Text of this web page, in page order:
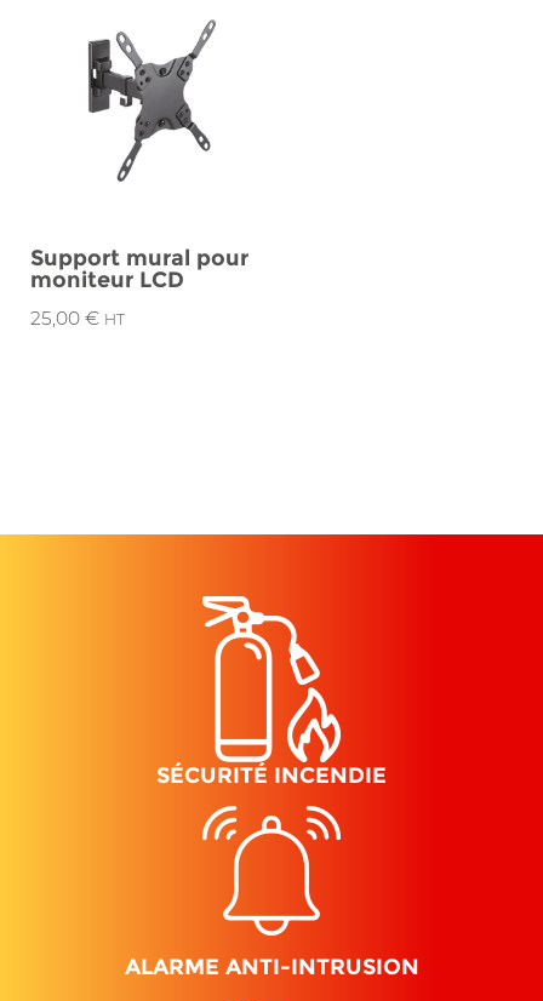
Support mural pour
moniteur LCD
25,00 € HT
SÉCURITÉ INCENDIE
ALARME ANTI-INTRUSION